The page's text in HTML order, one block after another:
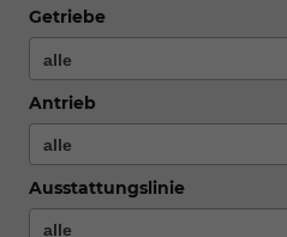
Getriebe
Antrieb
Ausstattungslinie